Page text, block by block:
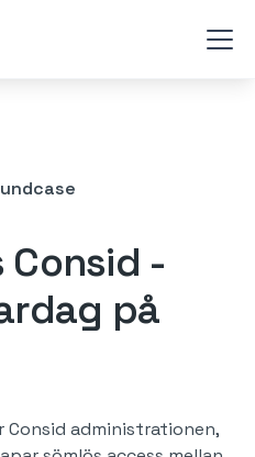
Consid -
på
Consid administrationen,